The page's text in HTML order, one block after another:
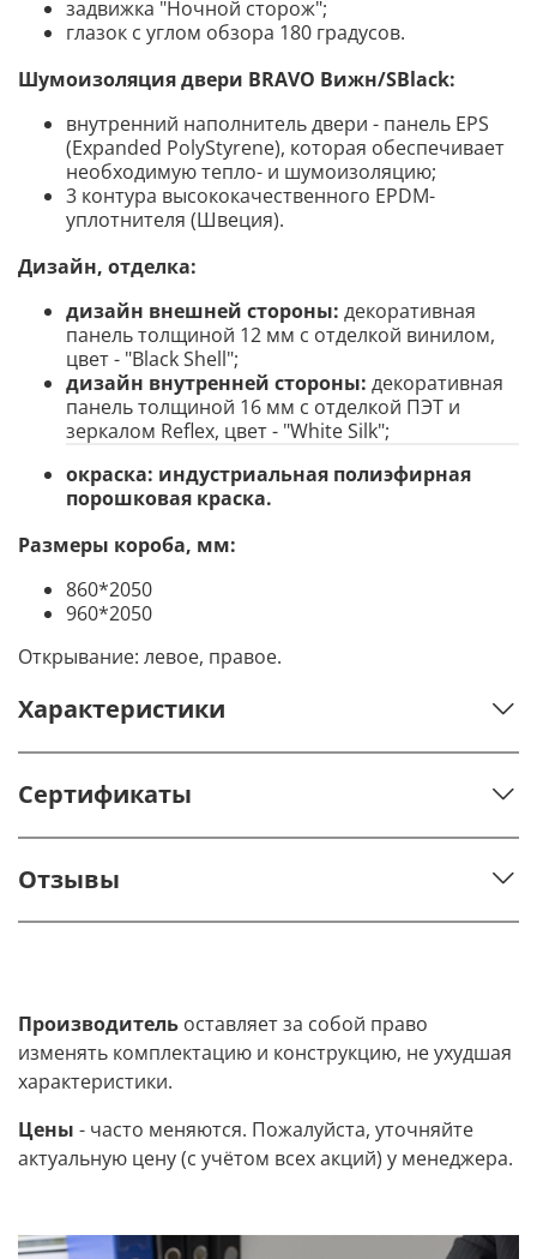
задвижка "Ночной сторож";
глазок с углом обзора 180 градусов.
Шумоизоляция двери BRAVO Вижн/SBlack:
внутренний наполнитель двери - панель EPS
(Expanded PolyStyrene), которая обеспечивает
необходимую тепло- и шумоизоляцию;
3 контура высококачественного EPDM-
уплотнителя (Швеция).
Дизайн, отделка:
дизайн внешней стороны: декоративная
панель толщиной 12 мм с отделкой винилом,
цвет - "Black Shell";
дизайн внутренней стороны: декоративная
панель толщиной 16 мм с отделкой ПЭТ и
зеркалом Reflex, цвет - "White Silk";
окраска: индустриальная полиэфирная
порошковая краска.
Размеры короба, мм:
860*2050
960*2050
Открывание: левое, правое.
Характеристики
Сертификаты
Отзывы
Производитель оставляет за собой право
изменять комплектацию и конструкцию, не ухудшая
характеристики.
Цены - часто меняются. Пожалуйста, уточняйте
актуальную цену (с учётом всех акций) у менеджера.